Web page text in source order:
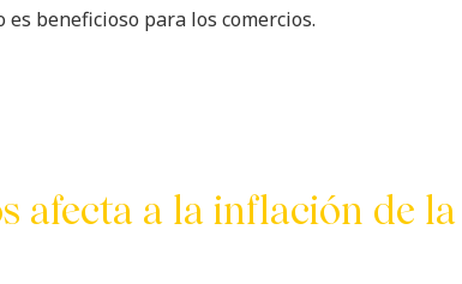
beneficioso para los comercios.
afecta a la inflación de la